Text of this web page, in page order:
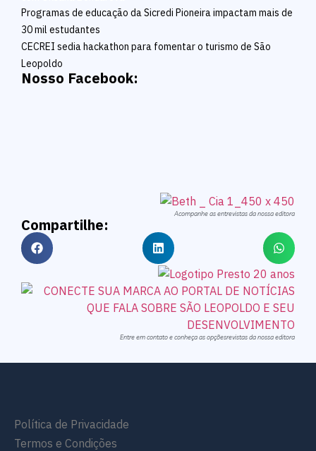
Programas de educação da Sicredi Pioneira impactam mais de
30 mil estudantes
CECREI sedia hackathon para fomentar o turismo de São
Leopoldo
Nosso Facebook:
Acompanhe as entrevistas da nossa editora
Compartilhe:
Entre em contato e conheça as opçõesrevistas da nossa editora
Política de Privacidade
Termos e Condições